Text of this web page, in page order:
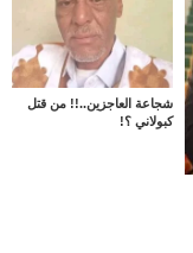
شجاعة العاجزين..!! من قتل
كبولاني ؟!